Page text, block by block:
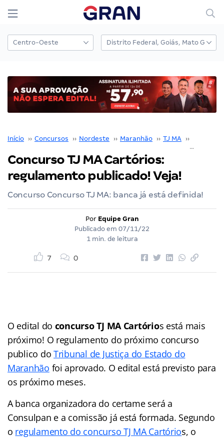
Início ›› Concursos ›› Nordeste ›› Maranhão ›› TJ MA ››
Concurso TJ MA Cartórios:
regulamento publicado! Veja!
Concurso Concurso TJ MA: banca já está definida!
Por Equipe Gran
Publicado em 07/11/22
1 min. de leitura
7 0
O edital do concurso TJ MA Cartórios está mais
próximo! O regulamento do próximo concurso
publico doTribunal de Justiça do Estado do
Maranhão foi aprovado. O edital está previsto para
os próximo meses.
A banca organizadora do certame será a
Consulpan e a comissão já está formada. Segundo
o regulamento do concurso TJ MA Cartórios, o